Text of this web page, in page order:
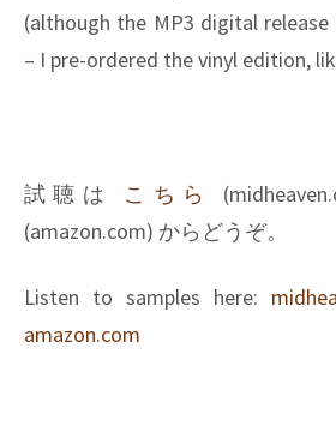
(although the MP3 digital release
– I pre-ordered the vinyl edition,
試聴は こちら
(amazon.com) からどうぞ。
Listen to samples here:
amazon.com